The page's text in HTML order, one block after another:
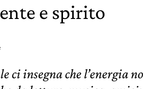
e spirito
ci insegna che l’energia